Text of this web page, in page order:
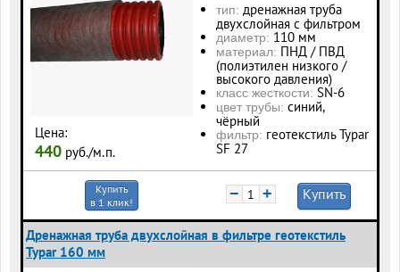
Цена:
440 руб./м.п.
тип: дренажная труба
двухслойная с фильтром
диаметр: 110 мм
материал: ПНД / ПВД
(полиэтилен низкого /
высокого давления)
класс жесткости: SN-6
цвет трубы: синий,
чёрный
фильтр: геотекстиль Typar
SF 27
Купить
в 1 клик!
− + Купить
Дренажная труба двухслойная в фильтре геотекстиль
Typar 160 мм